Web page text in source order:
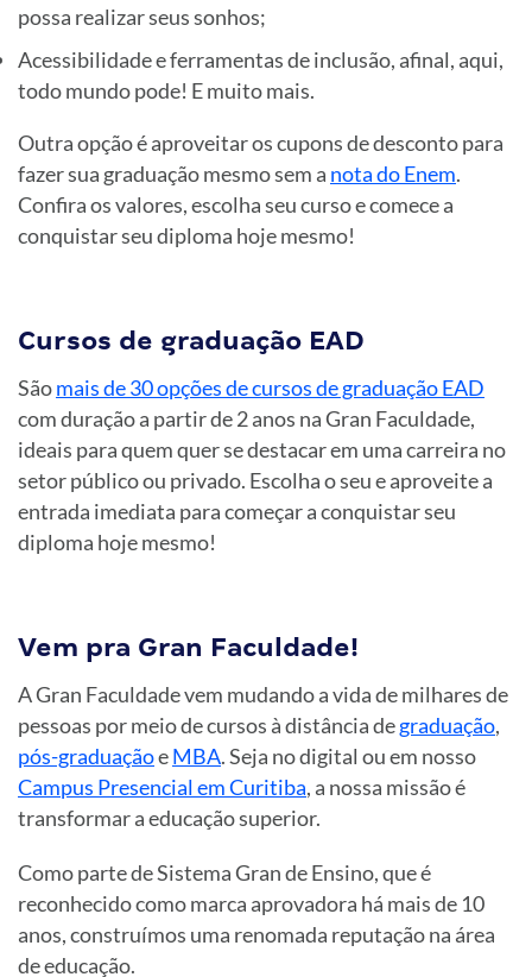
possa realizar seus sonhos;
Acessibilidade e ferramentas de inclusão, afinal, aqui,
todo mundo pode! E muito mais.
Outra opção é aproveitar os cupons de desconto para
fazer sua graduação mesmo sem a nota do Enem.
Confira os valores, escolha seu curso e comece a
conquistar seu diploma hoje mesmo!
Cursos de graduação EAD
Sãomais de 30 opções de cursos de graduação EAD
com duração a partir de 2 anos na Gran Faculdade,
ideais para quem quer se destacar em uma carreira no
setor público ou privado. Escolha o seu e aproveite a
entrada imediata para começar a conquistar seu
diploma hoje mesmo!
Vem pra Gran Faculdade!
A Gran Faculdade vem mudando a vida de milhares de
pessoas por meio de cursos à distância degraduação,
pós-graduaçãoeMBA. Seja no digital ou em nosso
Campus Presencial em Curitiba, a nossa missão é
transformar a educação superior.
Como parte de Sistema Gran de Ensino, que é
reconhecido como marca aprovadora há mais de 10
anos, construímos uma renomada reputação na área
de educação.